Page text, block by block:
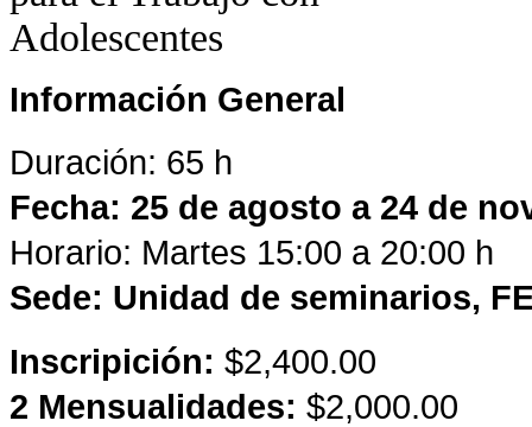
Información General
Duración: 65 h
Fecha: 25 de agosto a 24 de
Horario: Martes 15:00 a 20:00 h
Sede: Unidad de seminarios,
Inscripición: $2,400.00
2 Mensualidades: $2,000.00